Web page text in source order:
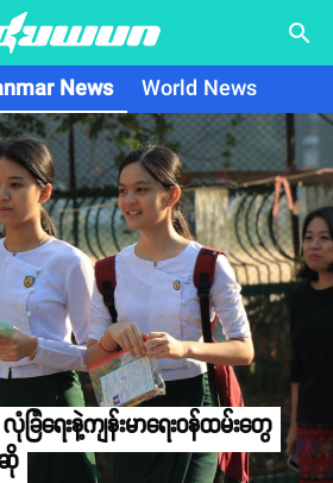
search
News World News
ခြံရေးနဲ့ကျန်းမာရေးဝန်ထမ်းတွေ